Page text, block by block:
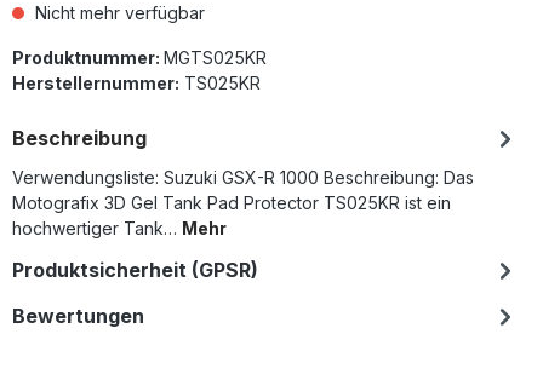
Nicht mehr verfügbar
Produktnummer: MGTS025KR
Herstellernummer: TS025KR
Beschreibung
Verwendungsliste: Suzuki GSX-R 1000 Beschreibung: Das
Motografix 3D Gel Tank Pad Protector TS025KR ist ein
hochwertiger Tank… Mehr
Produktsicherheit (GPSR)
Bewertungen